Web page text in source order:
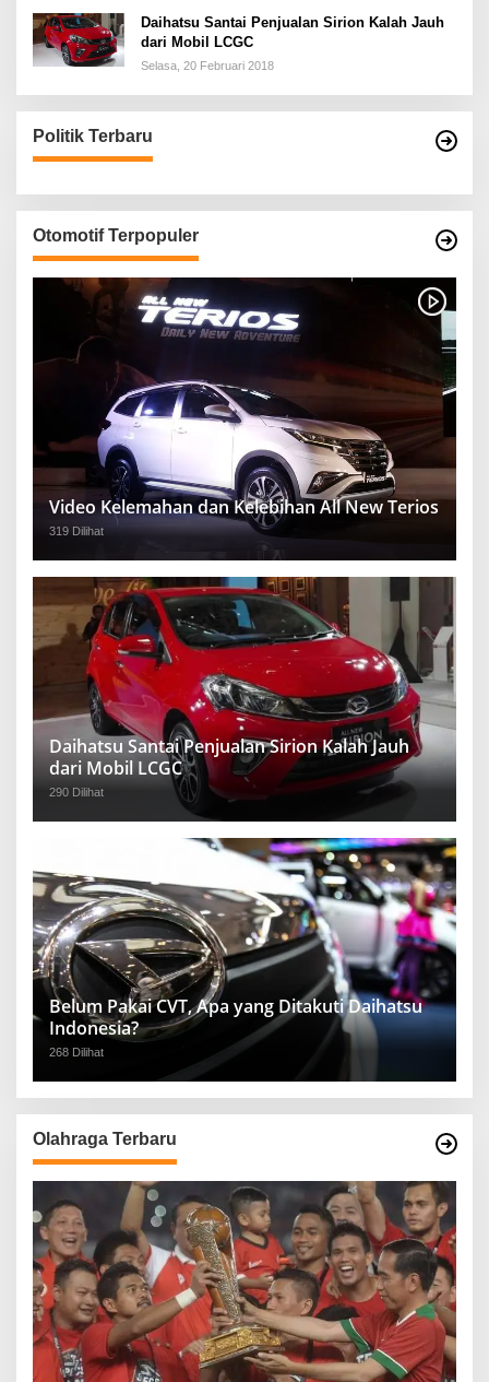
Daihatsu Santai Penjualan Sirion Kalah Jauh
dari Mobil LCGC
Selasa, 20 Februari 2018
Politik Terbaru
Otomotif Terpopuler
Video Kelemahan dan Kelebihan All New Terios
319 Dilihat
Daihatsu Santai Penjualan Sirion Kalah Jauh
dari Mobil LCGC
290 Dilihat
Belum Pakai CVT, Apa yang Ditakuti Daihatsu
Indonesia?
268 Dilihat
Olahraga Terbaru